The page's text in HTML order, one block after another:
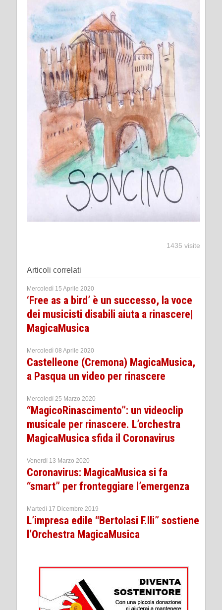
1435 visite
Articoli correlati
Mercoledì 15 Aprile 2020
‘Free as a bird’ è un successo, la voce
dei musicisti disabili aiuta a rinascere|
MagicaMusica
Mercoledì 08 Aprile 2020
Castelleone (Cremona) MagicaMusica,
a Pasqua un video per rinascere
Mercoledì 25 Marzo 2020
“MagicoRinascimento”: un videoclip
musicale per rinascere. L’orchestra
MagicaMusica sfida il Coronavirus
Venerdì 13 Marzo 2020
Coronavirus: MagicaMusica si fa
“smart” per fronteggiare l’emergenza
Martedì 17 Dicembre 2019
L’impresa edile “Bertolasi F.lli” sostiene
l’Orchestra MagicaMusica